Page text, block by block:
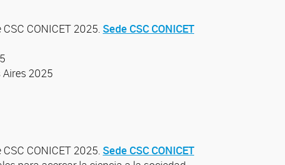
CONICET 2025. Sede CSC CONICET
Aires 2025
CONICET 2025. Sede CSC CONICET